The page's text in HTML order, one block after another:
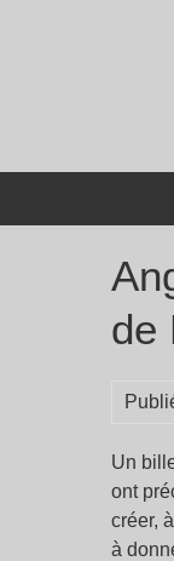
de
Un
ont
créer,
à